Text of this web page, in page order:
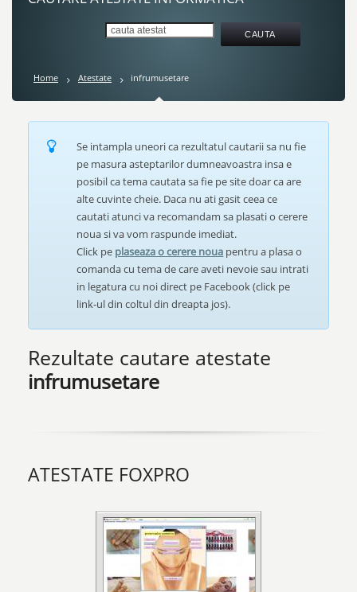
Home Atestate infrumusetare
Se intampla uneori ca rezultatul cautarii sa nu fie
pe masura asteptarilor dumneavoastra insa e
posibil ca tema cautata sa fie pe site doar ca are
alte cuvinte cheie. Daca nu ati gasit ceea ce
cautati atunci va recomandam sa plasati o cerere
noua si va vom raspunde imediat.
Click pe plaseaza o cerere noua pentru a plasa o
comanda cu tema de care aveti nevoie sau intrati
in legatura cu noi direct pe Facebook (click pe
link-ul din coltul din dreapta jos).
Rezultate cautare atestate
infrumusetare
ATESTATE FOXPRO